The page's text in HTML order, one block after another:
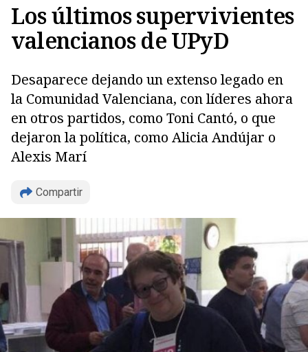
Los últimos supervivientes
valencianos de UPyD
Desaparece dejando un extenso legado en
la Comunidad Valenciana, con líderes ahora
en otros partidos, como Toni Cantó, o que
dejaron la política, como Alicia Andújar o
Alexis Marí
Compartir